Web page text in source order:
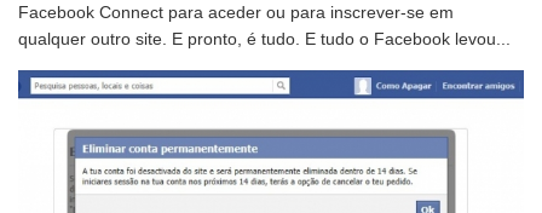
Facebook Connect para aceder ou para inscrever-se em
qualquer outro site. E pronto, é tudo. E tudo o Facebook levou...